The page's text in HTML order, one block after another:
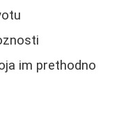
im prethodno